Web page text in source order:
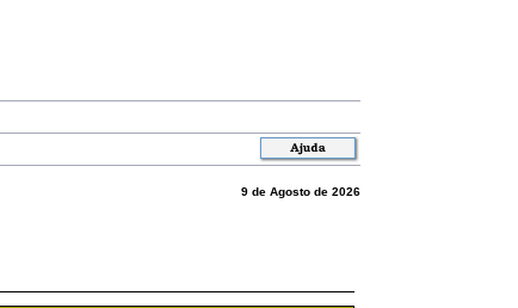
9 de Agosto de 2026